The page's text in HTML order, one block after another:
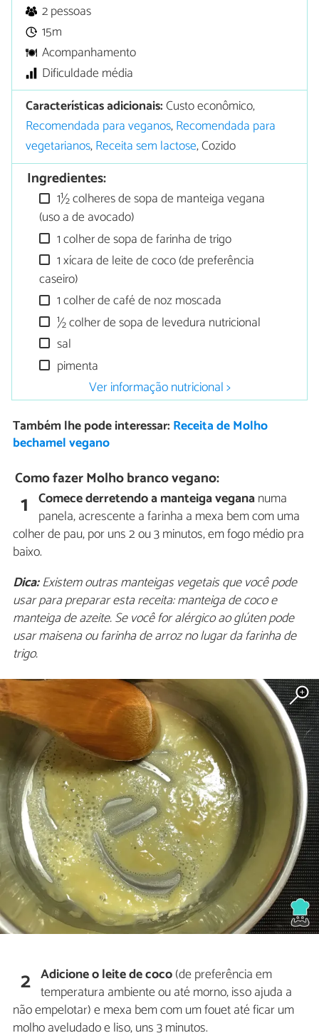
2 pessoas
15m
Acompanhamento
Dificuldade média
Características adicionais:Custo econômico,
Recomendada para veganos,Recomendada para
vegetarianos,Receita sem lactose, Cozido
Ingredientes:
1½ colheres de sopa de manteiga vegana
(uso a de avocado)
1 colher de sopa de farinha de trigo
1 xícara de leite de coco (de preferência
caseiro)
1 colher de café de noz moscada
½ colher de sopa de levedura nutricional
sal
pimenta
Ver informação nutricional >
Também lhe pode interessar: Receita de Molho
bechamel vegano
Como fazer Molho branco vegano:
1 Comece derretendo a manteiga vegananuma
panela, acrescente a farinha a mexa bem com uma
colher de pau, por uns 2 ou 3 minutos, em fogo médio pra
baixo.
Dica:Existem outras manteigas vegetais que você pode
usar para preparar esta receita: manteiga de coco e
manteiga de azeite. Se você for alérgico ao glúten pode
usar maisena ou farinha de arroz no lugar da farinha de
trigo.
2 Adicione o leite de coco(de preferência em
temperatura ambiente ou até morno, isso ajuda a
não empelotar) e mexa bem com um fouet até ficar um
molho aveludado e liso, uns 3 minutos.